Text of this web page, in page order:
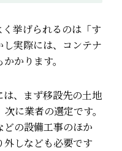
挙げられるのは「す
実際には、コンテナ
かります。
、まず移設先の土地
に業者の選定です。
の設備工事のほか
外しなども必要です